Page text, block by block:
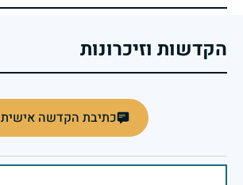
הקדשות וזיכרונות
כתיבת הקדשה אישית